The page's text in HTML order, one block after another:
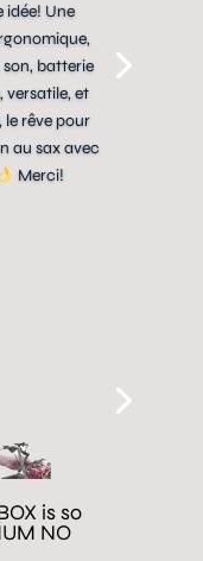
idée! Une
batterie
versatile, et
rêve pour
au sax avec
Merci!
is so
NO